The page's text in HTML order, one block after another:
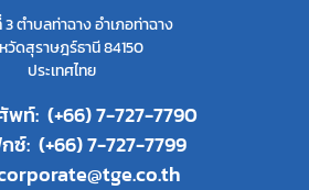
3 ตำบลท่าฉาง อำเภอท่าฉาง
วัดสุราษฎร์ธานี 84150
ประเทศไทย
พท์: (+66) 7-727-7790
ซ์: (+66) 7-727-7799